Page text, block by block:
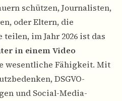
schützen, Journalisten,
oder Eltern, die
im Jahr 2026 ist das
in einem Video
wesentliche Fähigkeit. Mit
DSGVO-
und Social-Media-